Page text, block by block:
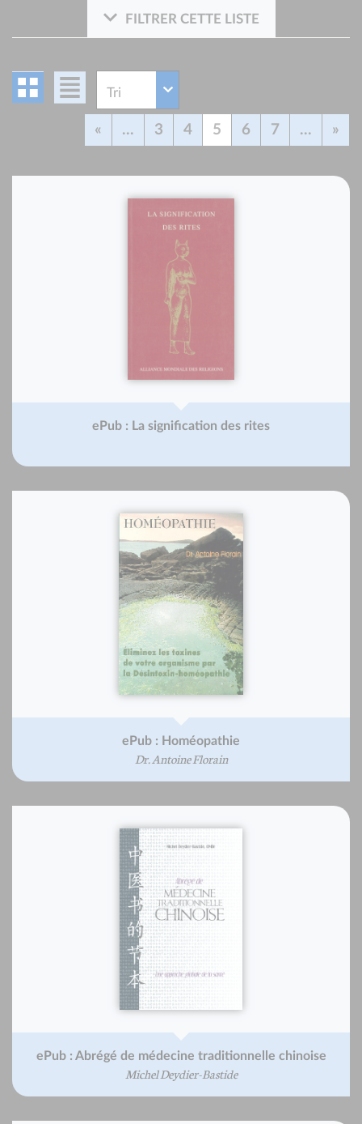
FILTRER CETTE LISTE
« ... 3 4 5 6 7 ... »
ePub : La signification des rites
ePub : Homéopathie
Dr. Antoine Florain
ePub : Abrégé de médecine traditionnelle chinoise
Michel Deydier-Bastide